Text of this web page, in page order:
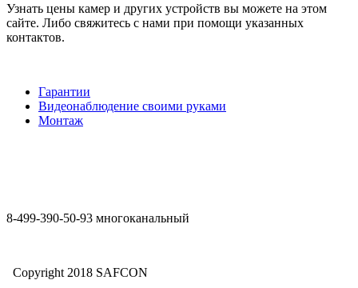
Узнать цены камер и других устройств вы можете на этом
сайте. Либо свяжитесь с нами при помощи указанных
контактов.
Гарантии
Видеонаблюдение своими руками
Монтаж
8-499-390-50-93 многоканальный
Copyright 2018 SAFCON